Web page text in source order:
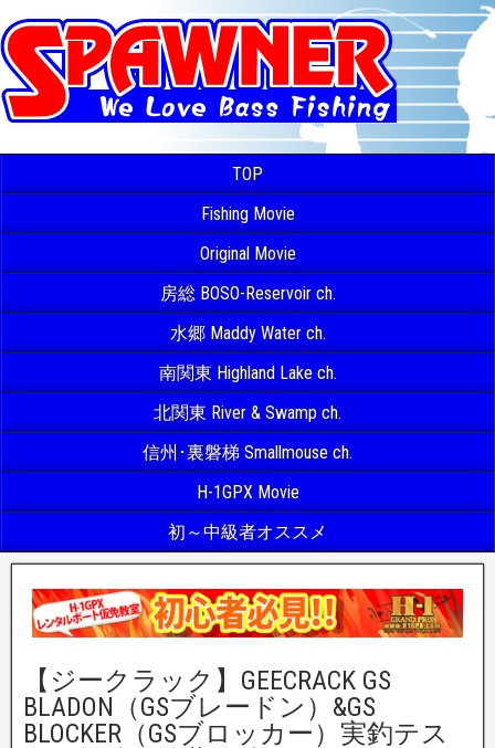
TOP
Fishing Movie
Original Movie
房総 BOSO-Reservoir ch.
水郷 Maddy Water ch.
南関東 Highland Lake ch.
北関東 River & Swamp ch.
信州･裏磐梯 Smallmouse ch.
H-1GPX Movie
初～中級者オススメ
【ジークラック】GEECRACK GS
BLADON（GSブレードン）&GS
BLOCKER（GSブロッカー）実釣テス